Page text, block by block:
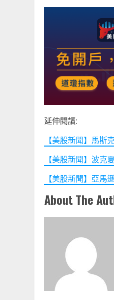
延伸閱讀:
【美股新聞】馬
【美股新聞】波克
【美股新聞】亞馬
About The